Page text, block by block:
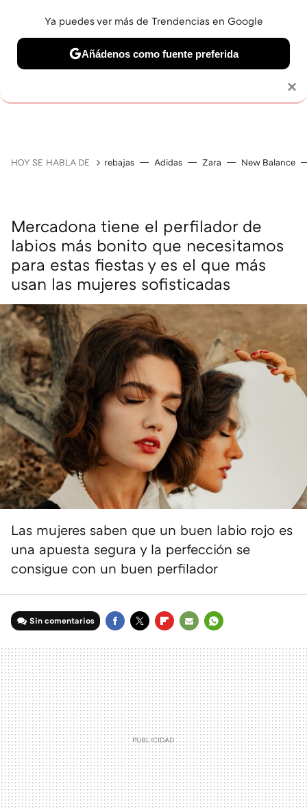
HOY SE HABLA DE rebajas Adidas Zara New Balance
Mercadona tiene el perfilador de
labios más bonito que necesitamos
para estas fiestas y es el que más
usan las mujeres sofisticadas
Las mujeres saben que un buen labio rojo es
una apuesta segura y la perfección se
consigue con un buen perfilador
Sin comentarios
MAIL
×
Ya puedes ver más de Trendencias en Google
Añádenos como fuente preferida